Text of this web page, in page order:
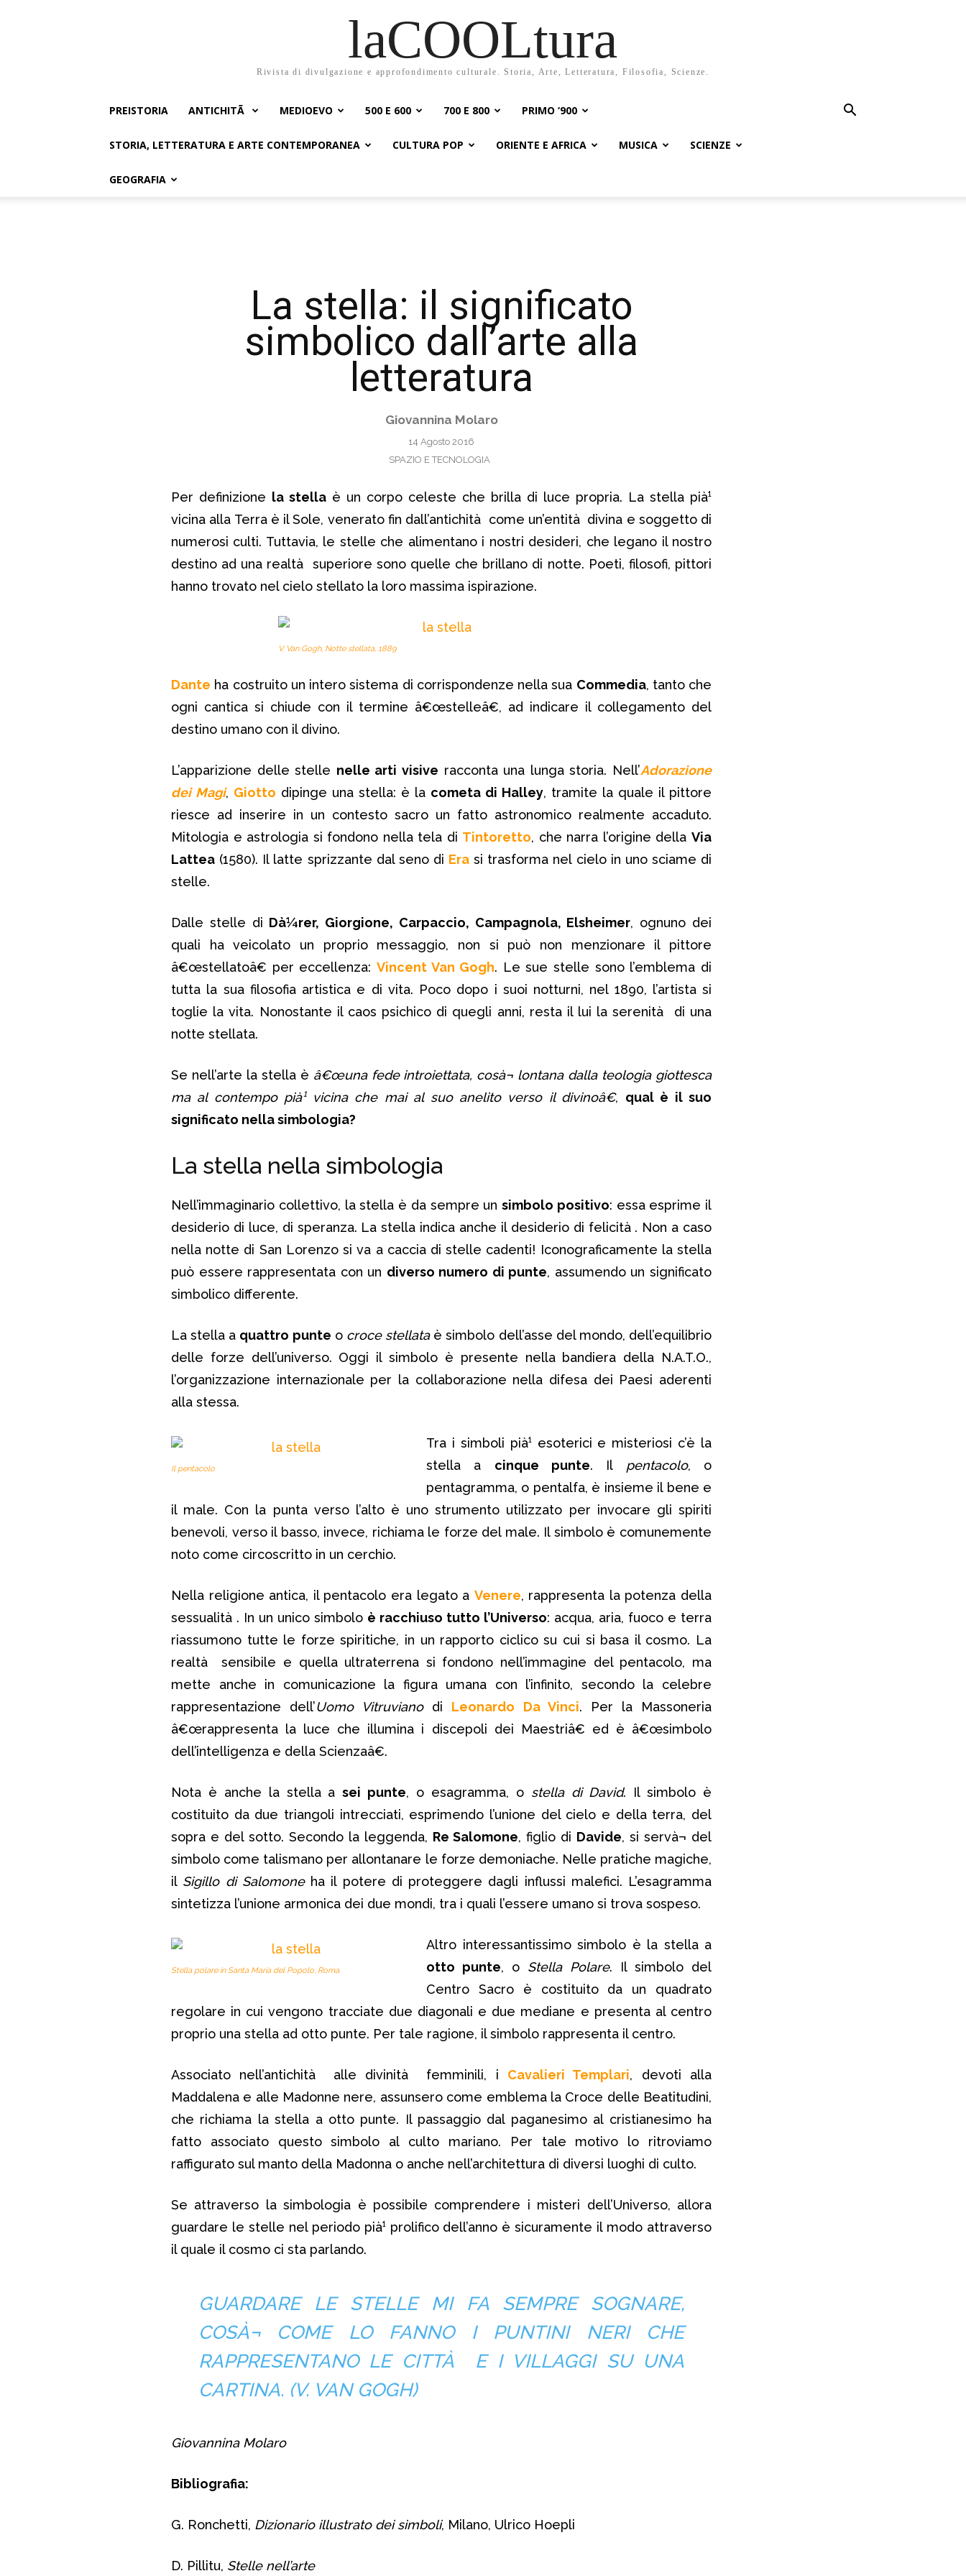
laCOOLtura
Rivista di divulgazione e approfondimento culturale. Storia, Arte, Letteratura, Filosofia, Scienze.
PREISTORIA ANTICHITÃ MEDIOEVO 500 E 600 700 E 800 PRIMO ‘900
STORIA, LETTERATURA E ARTE CONTEMPORANEA CULTURA POP ORIENTE E AFRICA MUSICA SCIENZE
GEOGRAFIA
La stella: il significato
simbolico dall’arte alla
letteratura
Giovannina Molaro
14 Agosto 2016
SPAZIO E TECNOLOGIA
Per definizione la stella è un corpo celeste che brilla di luce propria. La stella pià¹
vicina alla Terra è il Sole, venerato fin dall’antichità come un’entità divina e soggetto di
numerosi culti. Tuttavia, le stelle che alimentano i nostri desideri, che legano il nostro
destino ad una realtà superiore sono quelle che brillano di notte. Poeti, filosofi, pittori
hanno trovato nel cielo stellato la loro massima ispirazione.
V. Van Gogh, Notte stellata, 1889
Dante ha costruito un intero sistema di corrispondenze nella sua Commedia, tanto che
ogni cantica si chiude con il termine â€œstelleâ€, ad indicare il collegamento del
destino umano con il divino.
L’apparizione delle stelle nelle arti visive racconta una lunga storia. Nell’Adorazione
dei Magi, Giotto dipinge una stella: è la cometa di Halley, tramite la quale il pittore
riesce ad inserire in un contesto sacro un fatto astronomico realmente accaduto.
Mitologia e astrologia si fondono nella tela di Tintoretto, che narra l’origine dellaVia
Lattea (1580). Il latte sprizzante dal seno di Era si trasforma nel cielo in uno sciame di
stelle.
Dalle stelle di Dà¼rer, Giorgione, Carpaccio, Campagnola, Elsheimer, ognuno dei
quali ha veicolato un proprio messaggio, non si può non menzionare il pittore
â€œstellatoâ€ per eccellenza: Vincent Van Gogh. Le sue stelle sono l’emblema di
tutta la sua filosofia artistica e di vita. Poco dopo i suoi notturni, nel 1890, l’artista si
toglie la vita. Nonostante il caos psichico di quegli anni, resta il lui la serenità di una
notte stellata.
Se nell’arte la stella è â€œuna fede introiettata, cosà¬ lontana dalla teologia giottesca
ma al contempo pià¹ vicina che mai al suo anelito verso il divinoâ€, qual è il suo
significato nella simbologia?
La stella nella simbologia
Nell’immaginario collettivo, la stella è da sempre un simbolo positivo: essa esprime il
desiderio di luce, di speranza. La stella indica anche il desiderio di felicità . Non a caso
nella notte di San Lorenzo si va a caccia di stelle cadenti! Iconograficamente la stella
può essere rappresentata con un diverso numero di punte, assumendo un significato
simbolico differente.
La stella a quattro punte o croce stellataè simbolo dell’asse del mondo, dell’equilibrio
delle forze dell’universo. Oggi il simbolo è presente nella bandiera della N.A.T.O.,
l’organizzazione internazionale per la collaborazione nella difesa dei Paesi aderenti
alla stessa.
Il pentacolo
Tra i simboli pià¹ esoterici e misteriosi c’è la
stella a cinque punte. Il pentacolo, o
pentagramma, o pentalfa, è insieme il bene e
il male. Con la punta verso l’alto è uno strumento utilizzato per invocare gli spiriti
benevoli, verso il basso, invece, richiama le forze del male. Il simbolo è comunemente
noto come circoscritto in un cerchio.
Nella religione antica, il pentacolo era legato a Venere, rappresenta la potenza della
sessualità . In un unico simbolo è racchiuso tutto l’Universo: acqua, aria, fuoco e terra
riassumono tutte le forze spiritiche, in un rapporto ciclico su cui si basa il cosmo. La
realtà sensibile e quella ultraterrena si fondono nell’immagine del pentacolo, ma
mette anche in comunicazione la figura umana con l’infinito, secondo la celebre
rappresentazione dell’Uomo Vitruvianodi Leonardo Da Vinci. Per la Massoneria
â€œrappresenta la luce che illumina i discepoli dei Maestriâ€ ed è â€œsimbolo
dell’intelligenza e della Scienzaâ€.
Nota è anche la stella asei punte, o esagramma, o stella di David. Il simbolo è
costituito da due triangoli intrecciati, esprimendo l’unione del cielo e della terra, del
sopra e del sotto. Secondo la leggenda, Re Salomone, figlio di Davide, si servà¬ del
simbolo come talismano per allontanare le forze demoniache. Nelle pratiche magiche,
il Sigillo di Salomoneha il potere di proteggere dagli influssi malefici. L’esagramma
sintetizza l’unione armonica dei due mondi, tra i quali l’essere umano si trova sospeso.
Stella polare in Santa Maria del Popolo, Roma
Altro interessantissimo simbolo è la stella a
otto punte, o Stella Polare. Il simbolo del
Centro Sacro è costituito da un quadrato
regolare in cui vengono tracciate due diagonali e due mediane e presenta al centro
proprio una stella ad otto punte. Per tale ragione, il simbolo rappresenta il centro.
Associato nell’antichità alle divinità femminili, i Cavalieri Templari, devoti alla
Maddalena e alle Madonne nere, assunsero come emblema la Croce delle Beatitudini,
che richiama la stella a otto punte. Il passaggio dal paganesimo al cristianesimo ha
fatto associato questo simbolo al culto mariano. Per tale motivo lo ritroviamo
raffigurato sul manto della Madonna o anche nell’architettura di diversi luoghi di culto.
Se attraverso la simbologia è possibile comprendere i misteri dell’Universo, allora
guardare le stelle nel periodo pià¹ prolifico dell’anno è sicuramente il modo attraverso
il quale il cosmo ci sta parlando.
GUARDARE LE STELLE MI FA SEMPRE SOGNARE,
COSÀ¬ COME LO FANNO I PUNTINI NERI CHE
RAPPRESENTANO LE CITTÀ E I VILLAGGI SU UNA
CARTINA. (V. VAN GOGH)
Giovannina Molaro
Bibliografia:
G. Ronchetti, Dizionario illustrato dei simboli, Milano, Ulrico Hoepli
D. Pillitu, Stelle nell’arte